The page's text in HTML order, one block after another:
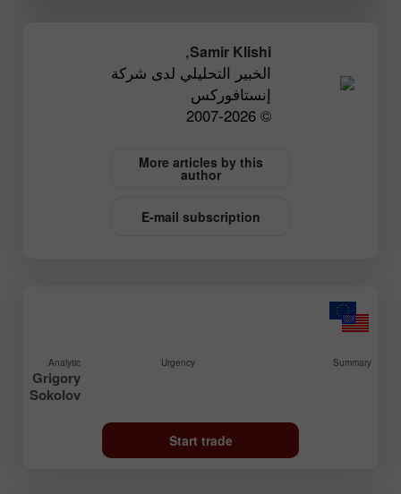
Samir Klishi
,
الخبير التحليلي لدى شركة
إنستافوركس
© 2007-2026
More articles by this
author
E-mail subscription
Summary
Urgency
Analytic
Grigory
Sokolov
Start trade